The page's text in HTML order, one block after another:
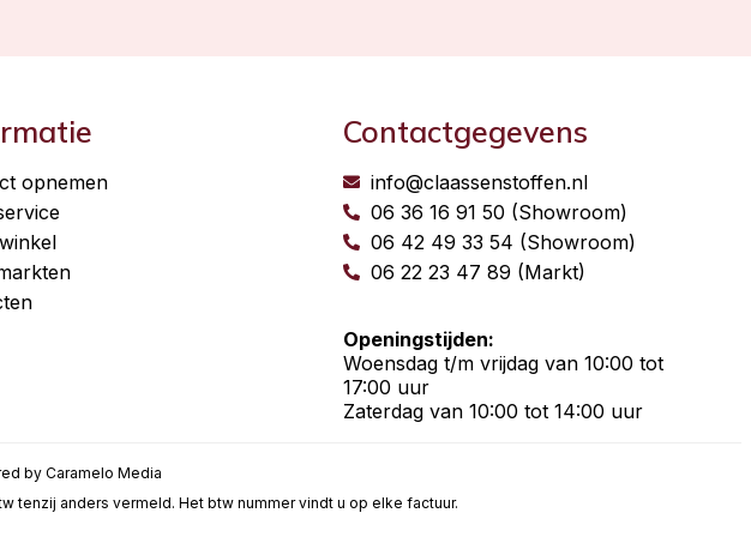
opnemen
Contactgegevens
info@claassenstoffen.nl
06 36 16 91 50 (Showroom)
06 42 49 33 54 (Showroom)
06 22 23 47 89 (Markt)
Openingstijden:
Woensdag t/m vrijdag van 10:00 tot
17:00 uur
Zaterdag van 10:00 tot 14:00 uur
by Caramelo Media
tenzij anders vermeld. Het btw nummer vindt u op elke factuur.